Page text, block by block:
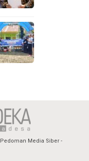
Pedoman Media Siber